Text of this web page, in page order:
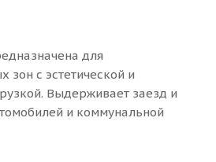
для
с эстетической и
Выдерживает заезд и
и коммунальной